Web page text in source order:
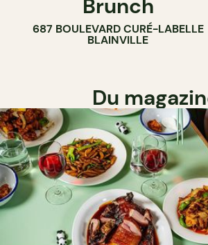
Brunch
687 BOULEVARD CURÉ-LABELLE
BLAINVILLE
Du